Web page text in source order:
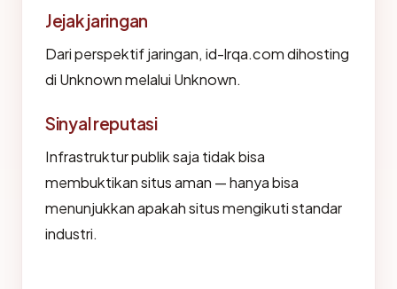
Jejak jaringan
Dari perspektif jaringan, id-lrqa.com dihosting
di Unknown melalui Unknown.
Sinyal reputasi
Infrastruktur publik saja tidak bisa
membuktikan situs aman — hanya bisa
menunjukkan apakah situs mengikuti standar
industri.